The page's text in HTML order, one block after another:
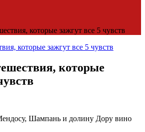
которые зажгут все 5 чувств
которые
Шампань и долину Дору вино